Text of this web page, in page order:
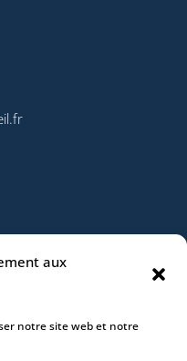
aux
notre site web et notre